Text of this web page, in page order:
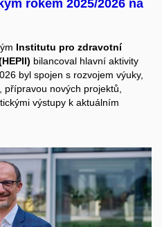
rokem 2025/2026 na
Institutu pro zdravotní
bilancoval hlavní aktivity
byl spojen s rozvojem výuky,
nových projektů,
výstupy k aktuálním